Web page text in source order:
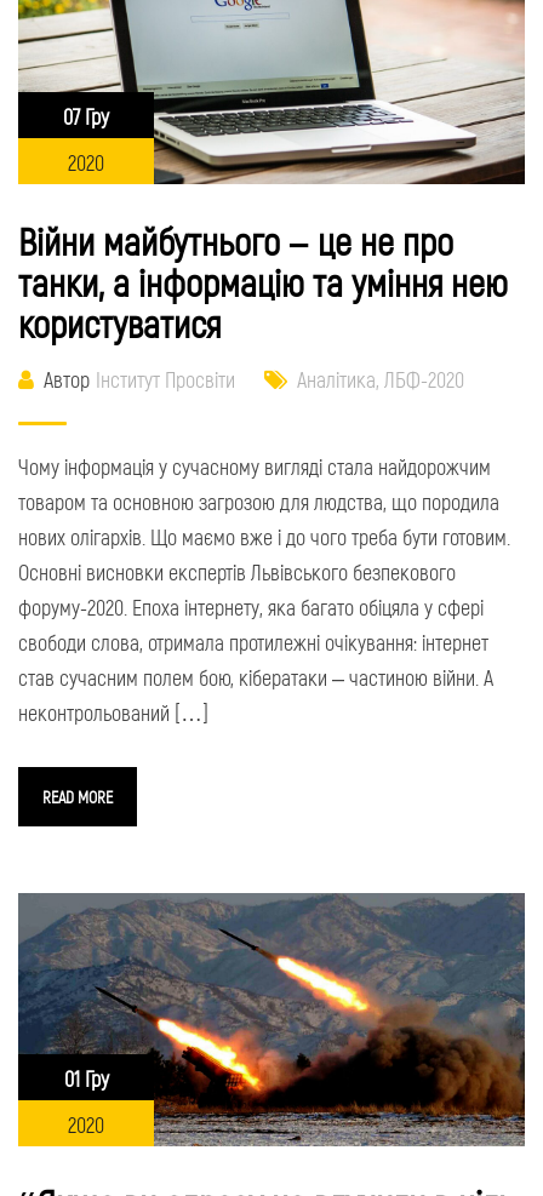
07 Гру
2020
Війни майбутнього – це не про
танки, а інформацію та уміння нею
користуватися
Автор Інститут Просвіти Аналітика, ЛБФ-2020
Чому інформація у сучасному вигляді стала найдорожчим
товаром та основною загрозою для людства, що породила
нових олігархів. Що маємо вже і до чого треба бути готовим.
Основні висновки експертів Львівського безпекового
форуму-2020. Епоха інтернету, яка багато обіцяла у сфері
свободи слова, отримала протилежні очікування: інтернет
став сучасним полем бою, кібератаки – частиною війни. А
неконтрольований […]
READ MORE
01 Гру
2020